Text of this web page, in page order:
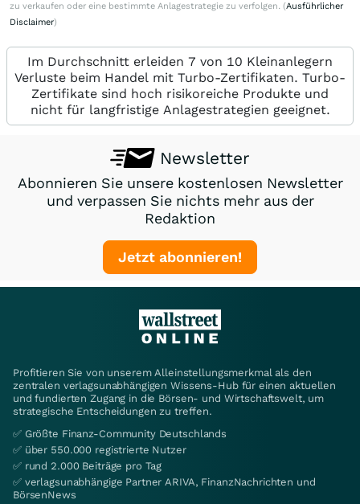
zu verkaufen oder eine bestimmte Anlagestrategie zu verfolgen. (Ausführlicher
Disclaimer)
Im Durchschnitt erleiden 7 von 10 Kleinanlegern
Verluste beim Handel mit Turbo-Zertifikaten. Turbo-
Zertifikate sind hoch risikoreiche Produkte und
nicht für langfristige Anlagestrategien geeignet.
Newsletter
Abonnieren Sie unsere kostenlosen Newsletter
und verpassen Sie nichts mehr aus der
Redaktion
Jetzt abonnieren!
Profitieren Sie von unserem Alleinstellungsmerkmal als den
zentralen verlagsunabhängigen Wissens-Hub für einen aktuellen
und fundierten Zugang in die Börsen- und Wirtschaftswelt, um
strategische Entscheidungen zu treffen.
✅ Größte Finanz-Community Deutschlands
✅ über 550.000 registrierte Nutzer
✅ rund 2.000 Beiträge pro Tag
✅ verlagsunabhängige Partner ARIVA, FinanzNachrichten und
BörsenNews